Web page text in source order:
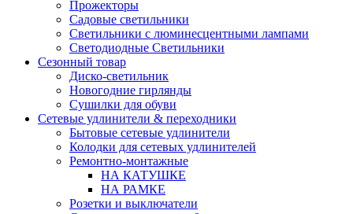
Прожекторы
Садовые светильники
Светильники с люминесцентными лампами
Светодиодные Светильники
Сезонный товар
Диско-светильник
Новогодние гирлянды
Сушилки для обуви
Сетевые удлинители & переходники
Бытовые сетевые удлинители
Колодки для сетевых удлинителей
Ремонтно-монтажные
НА КАТУШКЕ
НА РАМКЕ
Розетки и выключатели